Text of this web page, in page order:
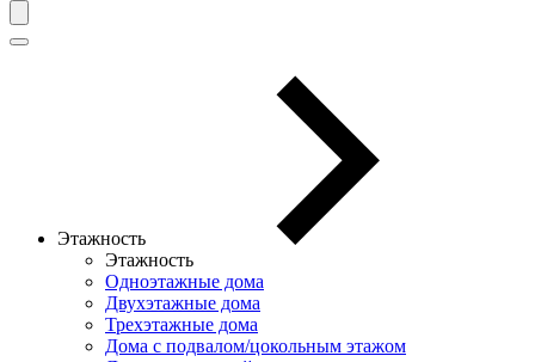
Этажность
Этажность
Одноэтажные дома
Двухэтажные дома
Трехэтажные дома
Дома с подвалом/цокольным этажом